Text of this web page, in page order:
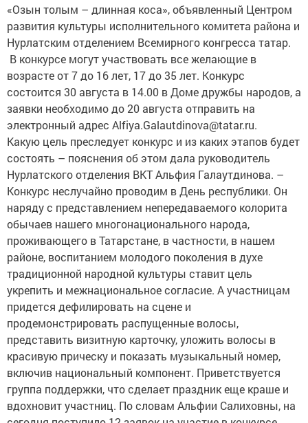
«Озын толым – длинная коса», объявленный Центром
развития культуры исполнительного комитета района и
Нурлатским отделением Всемирного конгресса татар.
В конкурсе могут участвовать все желающие в
возрасте от 7 до 16 лет, 17 до 35 лет. Конкурс
состоится 30 августа в 14.00 в Доме дружбы народов, а
заявки необходимо до 20 августа отправить на
электронный адрес Alfiya.Galautdinova@tatar.ru.
Какую цель преследует конкурс и из каких этапов будет
состоять – пояснения об этом дала руководитель
Нурлатского отделения ВКТ Альфия Галаутдинова. –
Конкурс неслучайно проводим в День республики. Он
наряду с представлением непередаваемого колорита
обычаев нашего многонационального народа,
проживающего в Татарстане, в частности, в нашем
районе, воспитанием молодого поколения в духе
традиционной народной культуры ставит цель
укрепить и межнациональное согласие. А участницам
придется дефилировать на сцене и
продемонстрировать распущенные волосы,
представить визитную карточку, уложить волосы в
красивую прическу и показать музыкальный номер,
включив национальный компонент. Приветствуется
группа поддержки, что сделает праздник еще краше и
вдохновит участниц. По словам Альфии Салиховны, на